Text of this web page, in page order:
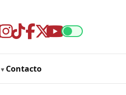
Contacto